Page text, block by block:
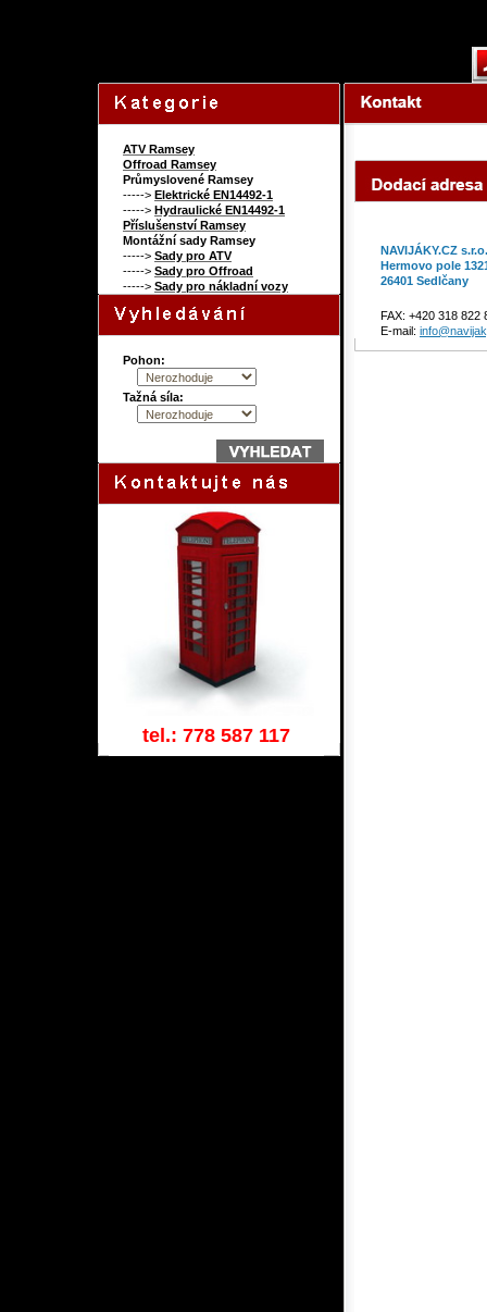
ATV Ramsey
Offroad Ramsey
Průmyslovené Ramsey
-----> Elektrické EN14492-1
-----> Hydraulické EN14492-1
Příslušenství Ramsey
Montážní sady Ramsey
-----> Sady pro ATV
-----> Sady pro Offroad
-----> Sady pro nákladní vozy
Pohon:
Tažná síla:
tel.: 778 587 117
NAVIJÁKY.CZ s.r.o.
Hermovo pole
26401 Sedlčany
FAX: +420 318 822
E-mail: